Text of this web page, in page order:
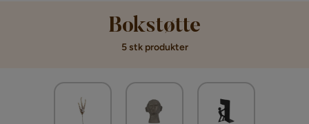
Bokstøtte
5 stk produkter